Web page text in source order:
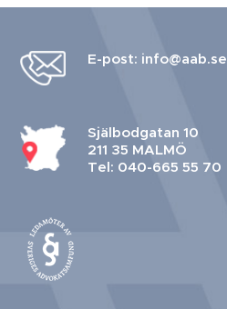
E-post: info@aab.se
Själbodgatan 10
211 35 MALMÖ
Tel: 040-665 55 70